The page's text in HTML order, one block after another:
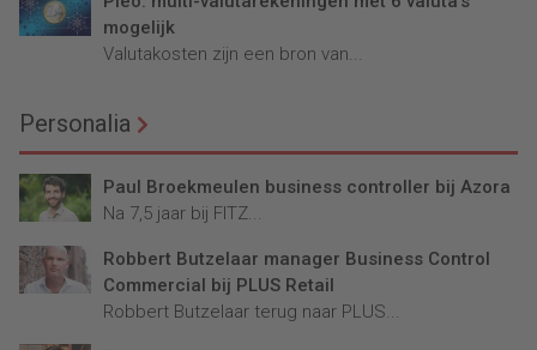
mogelijk
Valutakosten zijn een bron van...
Personalia
Paul Broekmeulen business controller bij Azora
Na 7,5 jaar bij FITZ...
Robbert Butzelaar manager Business Control
Commercial bij PLUS Retail
Robbert Butzelaar terug naar PLUS...